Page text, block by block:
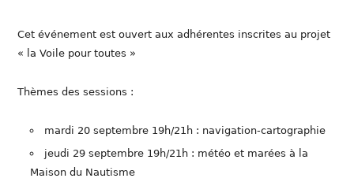
Cet événement est ouvert aux adhérentes inscrites au projet
« la Voile pour toutes »
Thèmes des sessions :
mardi 20 septembre 19h/21h : navigation-cartographie
jeudi 29 septembre 19h/21h : météo et marées à la
Maison du Nautisme